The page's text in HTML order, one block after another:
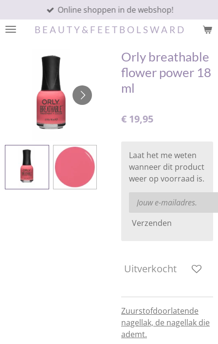
direct
naar
hoofdinhoud
B E A U T Y & F E E T B O L S W A R D
Online shoppen in de webshop!
Orly breathable
flower power 18
ml
€ 19,95
Laat het me weten
wanneer dit product
weer op voorraad is.
Verzenden
Uitverkocht
Zuurstofdoorlatende
nagellak, de nagellak die
ademt.